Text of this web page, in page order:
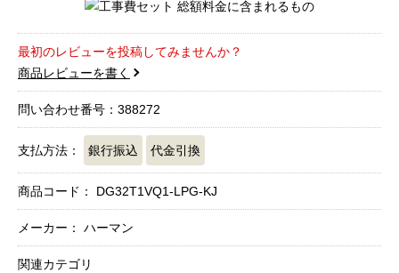
最初のレビューを投稿してみませんか？
商品レビューを書く
問い合わせ番号：388272
支払方法： 銀行振込 代金引換
商品コード： DG32T1VQ1-LPG-KJ
メーカー： ハーマン
関連カテゴリ